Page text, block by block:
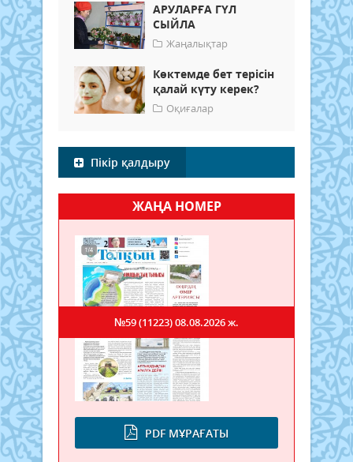
АРУЛАРҒА ГҮЛ
СЫЙЛА
Жаңалықтар
Көктемде бет терісін
қалай күту керек?
Оқиғалар
Пікір қалдыру
ЖАҢА НОМЕР
PDF МҰРАҒАТЫ
№59 (11223)08.08.2026 ж.